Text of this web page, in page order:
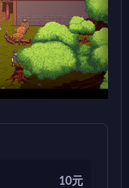
10元